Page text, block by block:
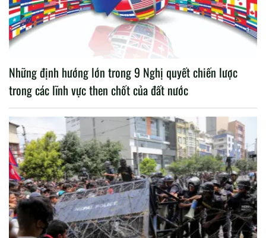
Những định hướng lớn trong 9 Nghị quyết chiến lược
trong các lĩnh vực then chốt của đất nước